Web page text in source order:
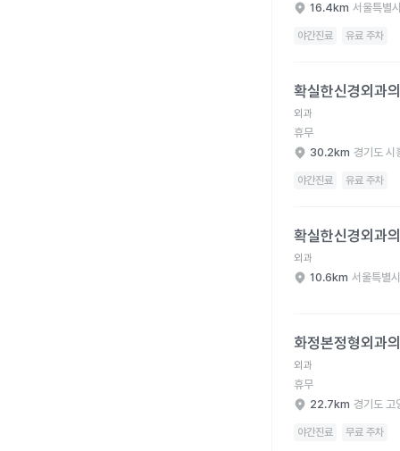
16.4km 서울특별
야간진료 유료 주차
확실한신경외과
외과
휴무
30.2km 경기도 시
야간진료 유료 주차
확실한신경외과
외과
10.6km 서울특별
화정본정형외과
외과
휴무
22.7km 경기도 고
야간진료 무료 주차